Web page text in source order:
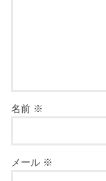
名前 ※
メール ※